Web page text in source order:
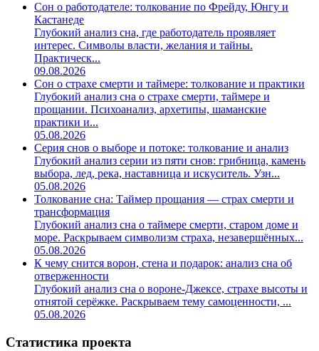
Сон о работодателе: толкование по Фрейду, Юнгу и
Кастанеде
Глубокий анализ сна, где работодатель проявляет
интерес. Символы власти, желания и тайны.
Практическ...
09.08.2026
Сон о страхе смерти и таймере: толкование и практики
Глубокий анализ сна о страхе смерти, таймере и
прощании. Психоанализ, архетипы, шаманские
практики и...
05.08.2026
Серия снов о выборе и потоке: толкование и анализ
Глубокий анализ серии из пяти снов: грибница, камень
выбора, лед, река, наставница и искуситель. Узн...
05.08.2026
Толкование сна: Таймер прощания — страх смерти и
трансформация
Глубокий анализ сна о таймере смерти, старом доме и
море. Раскрываем символизм страха, незавершённых...
05.08.2026
К чему снится ворон, стена и подарок: анализ сна об
отверженности
Глубокий анализ сна о вороне-Джексе, страхе высоты и
отнятой серёжке. Раскрываем тему самоценности, ...
05.08.2026
Статистика проекта